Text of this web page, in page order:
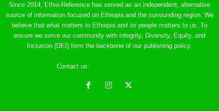
Since 2014, Ethio-Reference has served as an independent, alternative
source of information focused on Ethiopia and the surrounding region. We
believe that what matters to Ethiopia and its people matters to us. To
ensure we serve our community with integrity, Diversity, Equity, and
Inclusion (DEI) form the backbone of our publishing policy.
Contact us: